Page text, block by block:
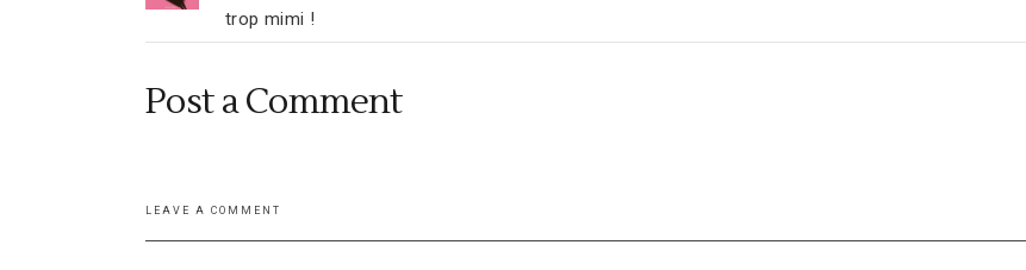
trop mimi !
Post a Comment